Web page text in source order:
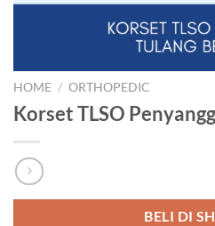
HOME / ORTHOPEDIC
Korset TLSO
BELI DI